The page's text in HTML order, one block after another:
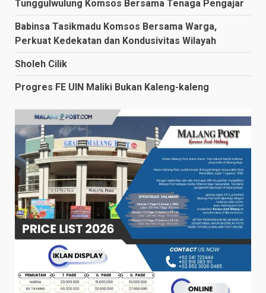
Tunggulwulung Komsos Bersama Tenaga Pengajar
Babinsa Tasikmadu Komsos Bersama Warga,
Perkuat Kedekatan dan Kondusivitas Wilayah
Sholeh Cilik
Progres FE UIN Maliki Bukan Kaleng-kaleng